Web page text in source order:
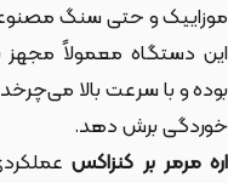
موزاییک و حتی سنگ
بوده و با سرعت بالا
خوردگی برش دهد.
اره مرمر بر کنزاکس